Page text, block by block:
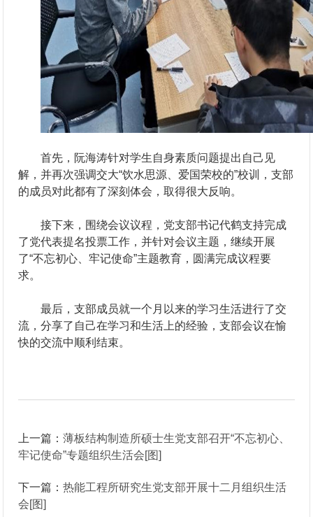
首先，阮海涛针对学生自身素质问题提出自己见
解，并再次强调交大“饮水思源、爱国荣校的”校训，支部
的成员对此都有了深刻体会，取得很大反响。
接下来，围绕会议议程，党支部书记代鹤支持完成
了党代表提名投票工作，并针对会议主题，继续开展
了“不忘初心、牢记使命”主题教育，圆满完成议程要
求。
最后，支部成员就一个月以来的学习生活进行了交
流，分享了自己在学习和生活上的经验，支部会议在愉
快的交流中顺利结束。
上一篇：薄板结构制造所硕士生党支部召开“不忘初心、
牢记使命”专题组织生活会[图]
下一篇：热能工程所研究生党支部开展十二月组织生活
会[图]